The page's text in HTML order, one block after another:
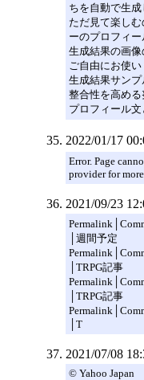
ちを自動で生成
ただ見て楽し
ーのプロフィー
生成結果の画
ご自由にお使い
生成結果サンプ
整合性を高め
プロフィール
2022/01/17
Error. Page
provider for
2021/09/23
│週間予定
│TRPG記事
│TRPG記事
│T
2021/07/08
© Yahoo Japan